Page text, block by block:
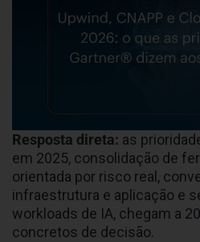
Resposta direta: as
em 2025, consolidação de
orientada por risco real,
infraestrutura e aplicação e
workloads de IA, chegam a
concretos de decisão.